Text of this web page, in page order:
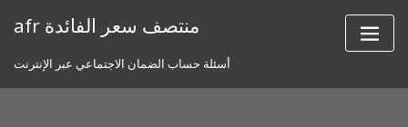
afr منتصف سعر الفائدة
أسئلة حساب الضمان الاجتماعي عبر الإنترنت